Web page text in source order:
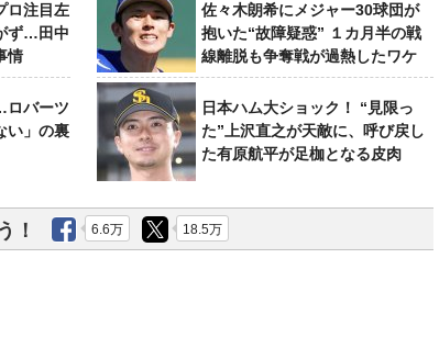
ロ注目左
ず…田中
情
佐々木朗希にメジャー30球団が
抱いた“故障疑惑” １カ月半の戦
線離脱も争奪戦が過熱したワケ
ロバーツ
い」の裏
日本ハム大ショック！ “見限っ
た”上沢直之が天敵に、呼び戻し
た有原航平が足枷となる皮肉
！ 6.6万 18.5万